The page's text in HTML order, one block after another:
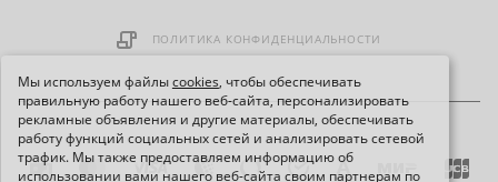
Мы используем файлыcookies, чтобы обеспечивать
правильную работу нашего веб-сайта, персонализировать
рекламные объявления и другие материалы, обеспечивать
работу функций социальных сетей и анализировать сетевой
трафик. Мы также предоставляем информацию об
использовании вами нашего веб-сайта своим партнерам по
ПОЛИТИКА КОНФИДЕНЦИАЛЬНОСТИ